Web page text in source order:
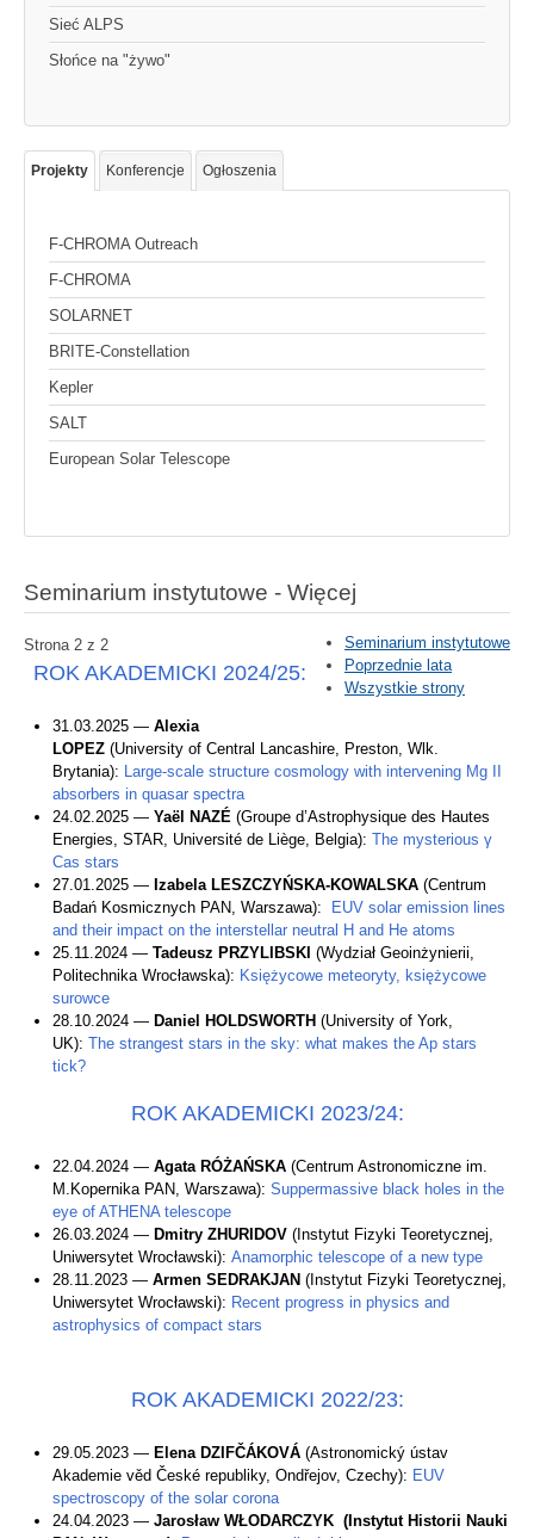
Sieć ALPS
Słońce na "żywo"
Projekty Konferencje Ogłoszenia
F-CHROMA Outreach
F-CHROMA
SOLARNET
BRITE-Constellation
Kepler
SALT
European Solar Telescope
Seminarium instytutowe - Więcej
Seminarium instytutowe
Poprzednie lata
Wszystkie strony
Strona 2 z 2
ROK AKADEMICKI 2024/25:
31.03.2025 — Alexia
LOPEZ (University of Central Lancashire, Preston, Wlk.
Brytania):
Large-scale structure cosmology with intervening Mg II
absorbers in quasar spectra
24.02.2025 — Yaël NAZÉ (Groupe d’Astrophysique des Hautes
Energies, STAR, Université de Liège, Belgia): The mysterious γ
Cas stars
27.01.2025 — Izabela LESZCZYŃSKA-KOWALSKA (Centrum
Badań Kosmicznych PAN, Warszawa):
EUV solar emission lines
and their impact on the interstellar neutral H and He atoms
25.11.2024 — Tadeusz PRZYLIBSKI (Wydział Geoinżynierii,
Politechnika Wrocławska): Księżycowe meteoryty, księżycowe
surowce
28.10.2024 — Daniel HOLDSWORTH (University of York,
UK): The strangest stars in the sky: what makes the Ap stars
tick?
ROK AKADEMICKI 2023/24:
22.04.2024 — Agata RÓŻAŃSKA (Centrum Astronomiczne im.
M.Kopernika PAN, Warszawa): Suppermassive black holes in the
eye of ATHENA telescope
26.03.2024 — Dmitry ZHURIDOV (Instytut Fizyki Teoretycznej,
Uniwersytet Wrocławski): Anamorphic telescope of a new type
28.11.2023 — Armen SEDRAKJAN (Instytut Fizyki Teoretycznej,
Uniwersytet Wrocławski): Recent progress in physics and
astrophysics of compact stars
ROK AKADEMICKI 2022/23:
29.05.2023 — Elena DZIFČÁKOVÁ (Astronomický ústav
Akademie věd České republiky, Ondřejov, Czechy): EUV
spectroscopy of the solar corona
24.04.2023 — Jarosław WŁODARCZYK (Instytut Historii Nauki